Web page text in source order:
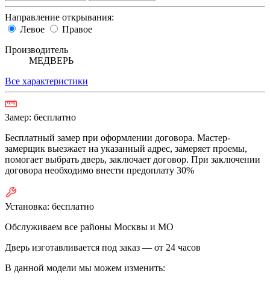
Направление открывания:
Левое
Правое
Производитель
МЕДВЕРЬ
Все характеристики
Замер: бесплатно
Бесплатный замер при оформлении договора. Мастер-
замерщик выезжает на указанный адрес, замеряет проемы,
помогает выбрать дверь, заключает договор. При заключении
договора необходимо внести предоплату 30%
Установка: бесплатно
Обслуживаем все районы Москвы и МО
Дверь изготавливается под заказ — от 24 часов
В данной модели мы можем изменить: